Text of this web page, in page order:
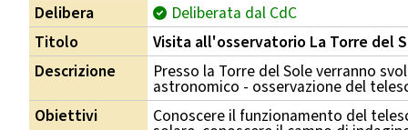
Delibera
Deliberata dal CdC
Titolo
Visita all'osservatorio La Torre del
Descrizione
Presso la Torre del Sole verranno
astronomico - osservazione del
Obiettivi
Conoscere il funzionamento del